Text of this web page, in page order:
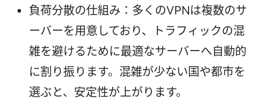
負荷分散の仕組み：多くのVPNは複数のサ
ーバーを用意しており、トラフィックの混
雑を避けるために最適なサーバーへ自動的
に割り振ります。混雑が少ない国や都市を
選ぶと、安定性が上がります。